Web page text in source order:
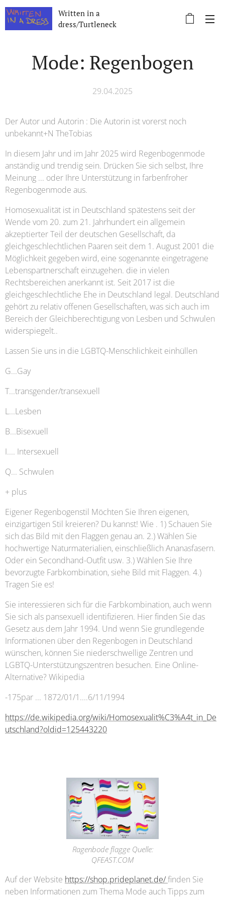
Written in a
dress/Turtleneck
Mode: Regenbogen
29.04.2025
Der Autor und Autorin : Die Autorin ist vorerst noch
unbekannt+N TheTobias
In diesem Jahr und im Jahr 2025 wird Regenbogenmode
anständig und trendig sein. Drücken Sie sich selbst, Ihre
Meinung ... oder Ihre Unterstützung in farbenfroher
Regenbogenmode aus.
Homosexualität ist in Deutschland spätestens seit der
Wende vom 20. zum 21. Jahrhundert ein allgemein
akzeptierter Teil der deutschen Gesellschaft, da
gleichgeschlechtlichen Paaren seit dem 1. August 2001 die
Möglichkeit gegeben wird, eine sogenannte eingetragene
Lebenspartnerschaft einzugehen. die in vielen
Rechtsbereichen anerkannt ist. Seit 2017 ist die
gleichgeschlechtliche Ehe in Deutschland legal. Deutschland
gehört zu relativ offenen Gesellschaften, was sich auch im
Bereich der Gleichberechtigung von Lesben und Schwulen
widerspiegelt..
Lassen Sie uns in die LGBTQ-Menschlichkeit einhüllen
G...Gay
T...transgender/transexuell
L...Lesben
B...Bisexuell
I.... Intersexuell
Q... Schwulen
+ plus
Eigener Regenbogenstil Möchten Sie Ihren eigenen,
einzigartigen Stil kreieren? Du kannst! Wie . 1) Schauen Sie
sich das Bild mit den Flaggen genau an. 2.) Wählen Sie
hochwertige Naturmaterialien, einschließlich Ananasfasern.
Oder ein Secondhand-Outfit usw. 3.) Wählen Sie Ihre
bevorzugte Farbkombination, siehe Bild mit Flaggen. 4.)
Tragen Sie es!
Sie interessieren sich für die Farbkombination, auch wenn
Sie sich als pansexuell identifizieren. Hier finden Sie das
Gesetz aus dem Jahr 1994. Und wenn Sie grundlegende
Informationen über den Regenbogen in Deutschland
wünschen, können Sie niederschwellige Zentren und
LGBTQ-Unterstützungszentren besuchen. Eine Online-
Alternative? Wikipedia
-175par ... 1872/01/1....6/11/1994
https://de.wikipedia.org/wiki/Homosexualit%C3%A4t_in_De
utschland?oldid=125443220
Ragenbode flagge Quelle:
QFEAST.COM
Auf der Website https://shop.prideplanet.de/finden Sie
neben Informationen zum Thema Mode auch Tipps zum